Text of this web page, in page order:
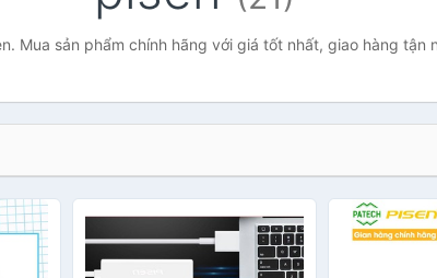
Mua sản phẩm chính hãng với giá tốt nhất, giao hàng tận